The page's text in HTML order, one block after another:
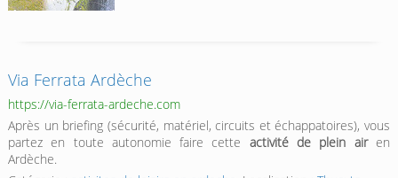
Via Ferrata Ardèche
https://via-ferrata-ardeche.com
Après un briefing (sécurité, matériel, circuits et échappatoires), vous
partez en toute autonomie faire cette activité de plein airen
Ardèche.